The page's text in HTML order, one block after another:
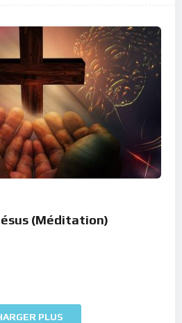
(Méditation)
PLUS